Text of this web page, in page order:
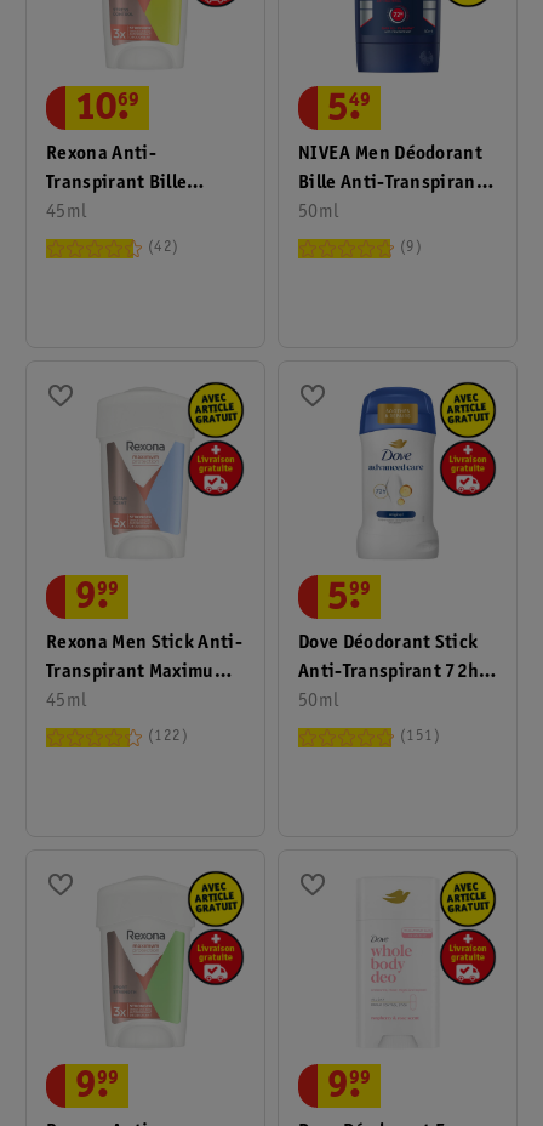
Rexona Anti-
Transpirant Bille
Maximum Protection
Stress Control
45ml
10.
69
42
NIVEA Men Déodorant
Bille Anti-Transpirant
Dry Impact
50ml
5.
49
9
Rexona Men Stick Anti-
Transpirant Maximum
Protection Clean Scent
45ml
9.
99
122
Dove Déodorant Stick
Anti-Transpirant 72h
Original
50ml
5.
99
151
9.
99 9.
99